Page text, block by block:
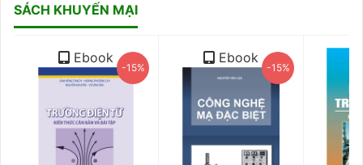
SÁCH KHUYẾN MẠI
Ebook
-15%
Ebook
-15%